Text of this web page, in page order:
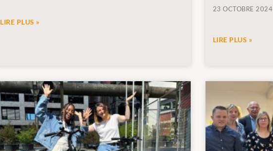
LIRE PLUS »
23 OCTOBRE 2024
LIRE PLUS »